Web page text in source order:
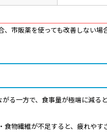
市販薬を使っても改善しない
る一方で、食事量が極端に減る
物繊維が不足すると、疲れや